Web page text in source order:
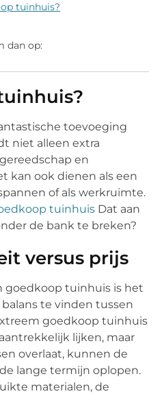
tuinhuis?
dan op:
toevoeging
niet alleen extra
en
kan ook dienen als een
of als werkruimte.
tuinhuis Dat aan
de bank te breken?
versus prijs
goedkoop tuinhuis is het
te vinden tussen
goedkoop tuinhuis
lijken, maar
overlaat, kunnen de
lange termijn oplopen.
materialen, de